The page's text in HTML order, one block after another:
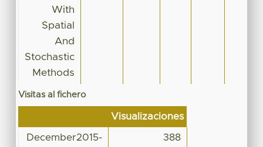
With
Spatial
And
Stochastic
Methods
Visitas al fichero
Visualizaciones
December2015-
388